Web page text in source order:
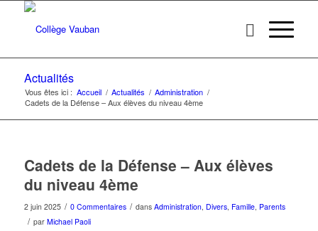
Actualités
Vous êtes ici : Accueil / Actualités / Administration /
Cadets de la Défense – Aux élèves du niveau 4ème
Cadets de la Défense – Aux élèves
du niveau 4ème
2 juin 2025 / 0 Commentaires / dans Administration, Divers, Famille, Parents
/ par Michael Paoli